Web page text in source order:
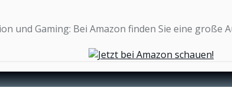
und Gaming: Bei Amazon finden Sie eine große